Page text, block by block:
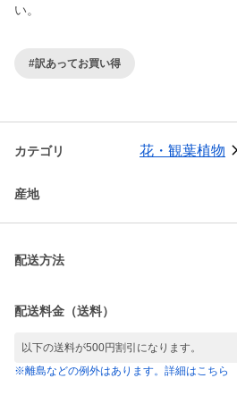
い。
#訳あってお買い得
カテゴリ 花・観葉植物
産地
配送方法
配送料金（送料）
以下の送料が500円割引になります。
※離島などの例外はあります。詳細はこちら